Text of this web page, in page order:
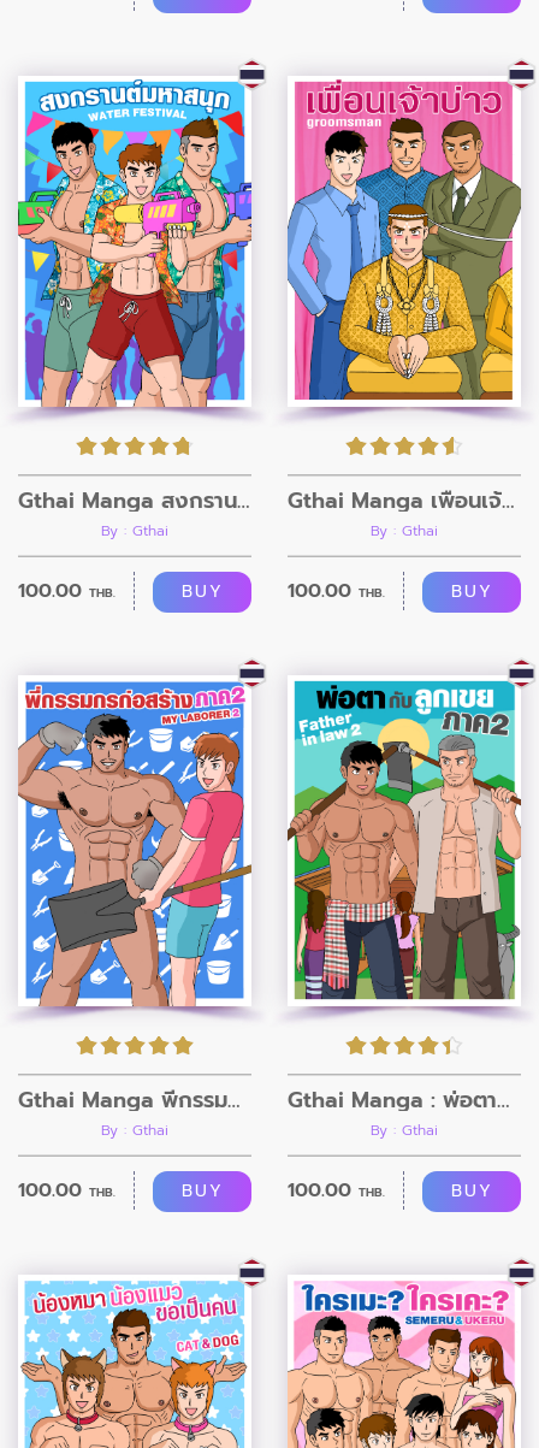
Gthai Manga สงกรานต์มหาสนุก
By : Gthai
100.00 THB. BUY
Gthai Manga เพื่อนเจ้าบ่าว
By : Gthai
100.00 THB. BUY
Gthai Manga พี่กรรมกรก่อสร้าง ภาค2
By : Gthai
100.00 THB. BUY
Gthai Manga : พ่อตากับลูกเขย ภาค 2
By : Gthai
100.00 THB. BUY